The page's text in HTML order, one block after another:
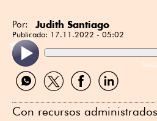
Por: Judith Santiago
Publicado: 17.11.2022 - 05:02
Compartir
por
Compartir
por
Compartir
por
Compartir
por
Con recursos